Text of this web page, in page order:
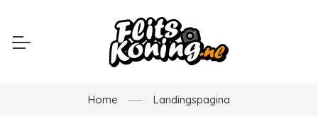
Home Landingspagina